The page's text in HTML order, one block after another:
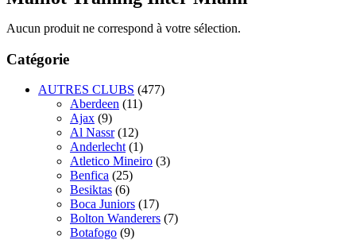
Aucun produit ne correspond à votre sélection.
Catégorie
AUTRES CLUBS (477)
Aberdeen (11)
Ajax (9)
Al Nassr (12)
Anderlecht (1)
Atletico Mineiro (3)
Benfica (25)
Besiktas (6)
Boca Juniors (17)
Bolton Wanderers (7)
Botafogo (9)